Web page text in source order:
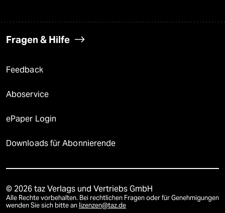
Fragen & Hilfe
Feedback
Aboservice
ePaper Login
Downloads für Abonnierende
© 2026 taz Verlags und Vertriebs GmbH
Alle Rechte vorbehalten. Bei rechtlichen Fragen oder für Genehmigungen
wenden Sie sich bitte an lizenzen@taz.de